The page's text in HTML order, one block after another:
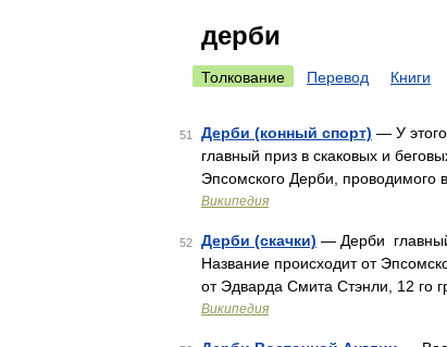
дерби
Толкование Перевод Книги
51 Дерби (конный спорт) — У
главный приз в скаковых и
Эпсомского Дерби, проводимого
Википедия
52 Дерби (скачки) — Дерби
Название происходит от
от Эдварда Смита Стэнли, 12 го
Википедия